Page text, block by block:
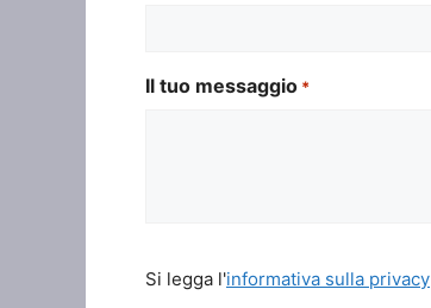
Il tuo messaggio *
legga
Si legga l'informativa sulla privacy